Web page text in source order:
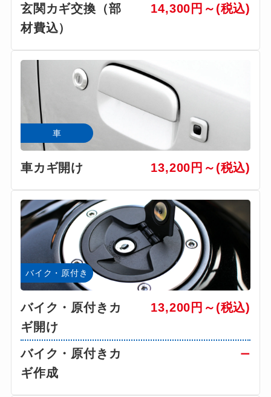
玄関カギ交換（部
材費込）
14,300円～(税込)
車
車カギ開け 13,200円～(税込)
バイク・原付き
バイク・原付きカ
ギ開け
13,200円～(税込)
バイク・原付きカ
ギ作成
ー